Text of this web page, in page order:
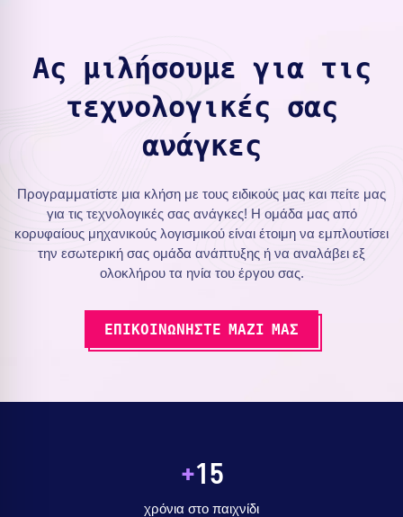
Ας μιλήσουμε για τις
τεχνολογικές σας
ανάγκες
Προγραμματίστε μια κλήση με τους ειδικούς μας και πείτε μας
για τις τεχνολογικές σας ανάγκες! Η ομάδα μας από
κορυφαίους μηχανικούς λογισμικού είναι έτοιμη να εμπλουτίσει
την εσωτερική σας ομάδα ανάπτυξης ή να αναλάβει εξ
ολοκλήρου τα ηνία του έργου σας.
ΕΠΙΚΟΙΝΩΝΗΣΤΕ ΜΑΖΙ ΜΑΣ
+15
χρόνια στο παιχνίδι